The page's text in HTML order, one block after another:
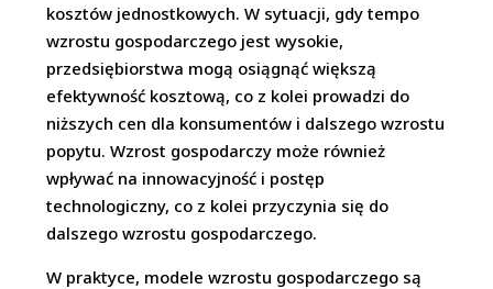
kosztów jednostkowych. W sytuacji, gdy tempo
wzrostu gospodarczego jest wysokie,
przedsiębiorstwa mogą osiągnąć większą
efektywność kosztową, co z kolei prowadzi do
niższych cen dla konsumentów i dalszego wzrostu
popytu. Wzrost gospodarczy może również
wpływać na innowacyjność i postęp
technologiczny, co z kolei przyczynia się do
dalszego wzrostu gospodarczego.
W praktyce, modele wzrostu gospodarczego są